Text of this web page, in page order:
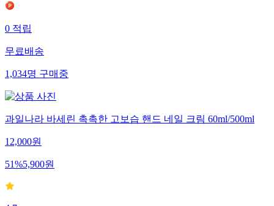
0적립
무료배송
1,034명구매중
과일나라 바세린 촉촉한 고보습 핸드 네일 크림 60ml/500ml
12,000원
51%5,900원